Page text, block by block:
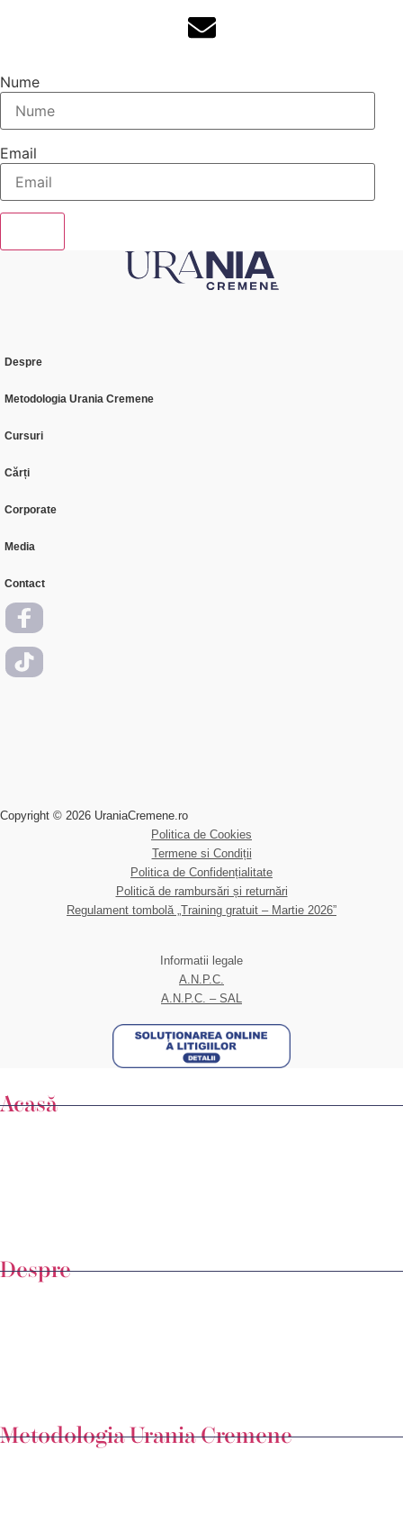
Nume
Email
Despre
Metodologia Urania Cremene
Cursuri
Cărți
Corporate
Media
Contact
Copyright © 2026 UraniaCremene.ro
Politica de Cookies
Termene si Condiții
Politica de Confidențialitate
Politică de rambursări și returnări
Regulament tombolă „Training gratuit – Martie 2026”
Informatii legale
A.N.P.C.
A.N.P.C. – SAL
Acasă
Despre
Metodologia Urania Cremene